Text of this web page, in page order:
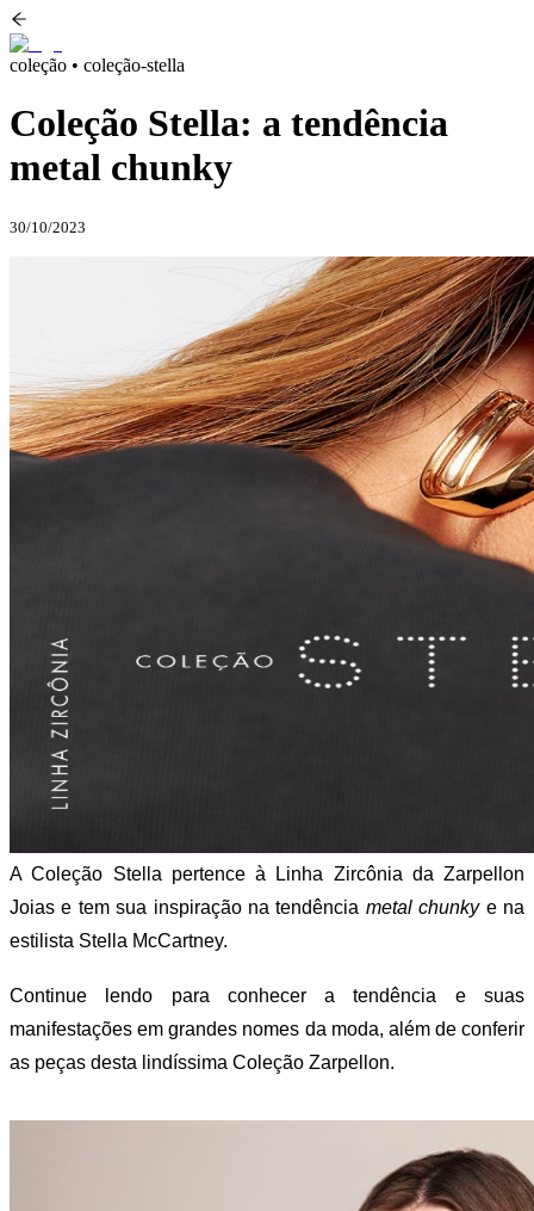
coleção • coleção-stella
Coleção Stella: a tendência
metal chunky
30/10/2023
A Coleção Stella pertence à Linha Zircônia da Zarpellon
Joias e tem sua inspiração na tendência metal chunkye na
estilista Stella McCartney.
Continue lendo para conhecer a tendência e suas
manifestações em grandes nomes da moda, além de conferir
as peças desta lindíssima Coleção Zarpellon.